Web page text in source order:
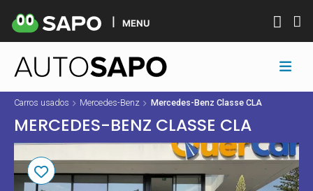
MENU
Carros usados Mercedes-Benz Mercedes-Benz Classe CLA
MERCEDES-BENZ CLASSE CLA